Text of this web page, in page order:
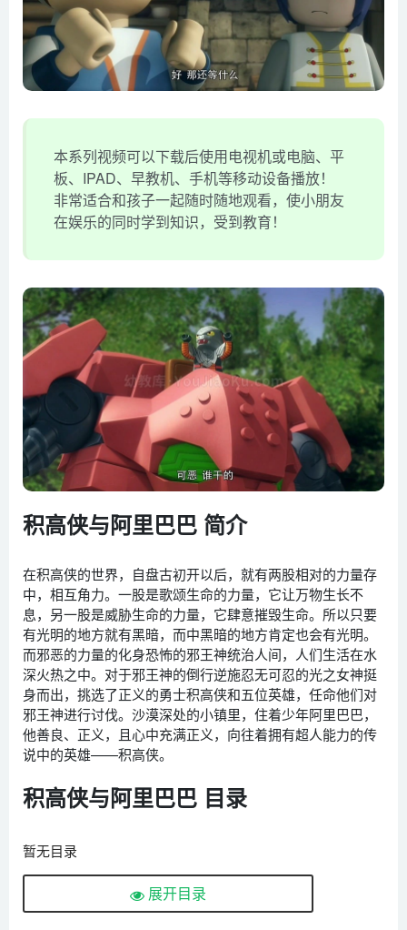
本系列视频可以下载后使用电视机或电脑、平
板、IPAD、早教机、手机等移动设备播放！
非常适合和孩子一起随时随地观看，使小朋友
在娱乐的同时学到知识，受到教育！
积高侠与阿里巴巴 简介
在积高侠的世界，自盘古初开以后，就有两股相对的力量存
中，相互角力。一股是歌颂生命的力量，它让万物生长不
息，另一股是威胁生命的力量，它肆意摧毁生命。所以只要
有光明的地方就有黑暗，而中黑暗的地方肯定也会有光明。
而邪恶的力量的化身恐怖的邪王神统治人间，人们生活在水
深火热之中。对于邪王神的倒行逆施忍无可忍的光之女神挺
身而出，挑选了正义的勇士积高侠和五位英雄，任命他们对
邪王神进行讨伐。沙漠深处的小镇里，住着少年阿里巴巴，
他善良、正义，且心中充满正义，向往着拥有超人能力的传
说中的英雄——积高侠。
积高侠与阿里巴巴 目录
暂无目录
展开目录